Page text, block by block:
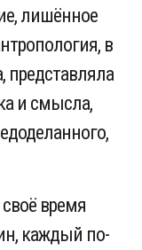
лишённое
в
представляла
и смысла,
время
каждый по-